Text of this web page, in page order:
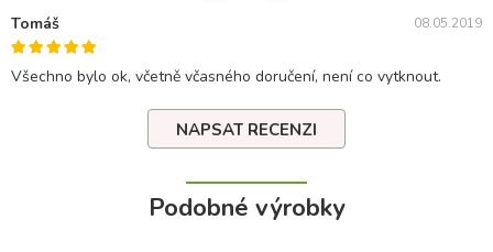
Tomáš 08.05.2019
Všechno bylo ok, včetně včasného doručení, není co vytknout.
NAPSAT RECENZI
Podobné výrobky